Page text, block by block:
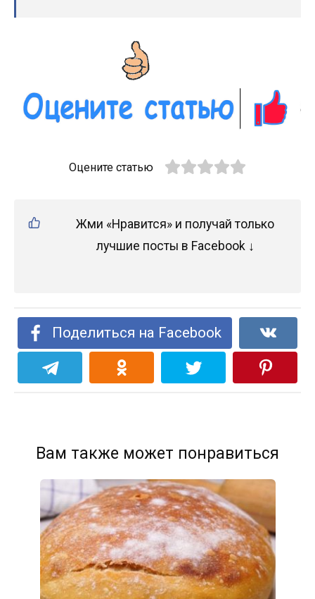
Оцените статью
Жми «Нравится» и получай только
лучшие посты в Facebook ↓
Поделиться на Facebook
Вам также может понравиться